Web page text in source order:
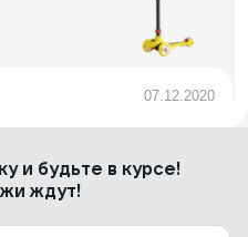
07.12.2020
и будьте в курсе!
ждут!